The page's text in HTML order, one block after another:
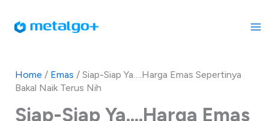
Home / Emas / Siap-Siap Ya….Harga Emas Sepertinya
Bakal Naik Terus Nih
Siap-Siap Ya….Harga Emas